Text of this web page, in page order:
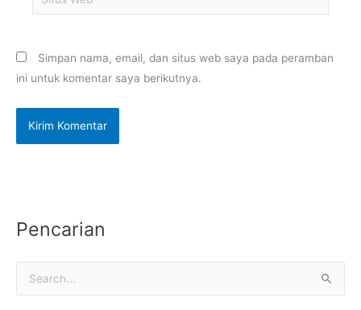
Web
Simpan nama, email, dan situs web saya pada peramban
ini untuk komentar saya berikutnya.
Pencarian